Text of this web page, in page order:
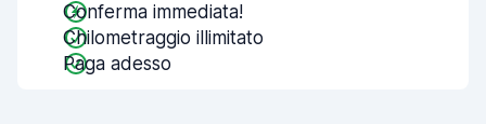
Conferma immediata!
Chilometraggio illimitato
Paga adesso